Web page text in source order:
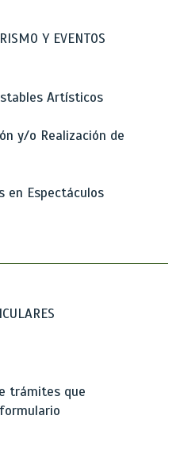
Y EVENTOS
Artísticos
y/o Realización de
en Espectáculos
trámites que